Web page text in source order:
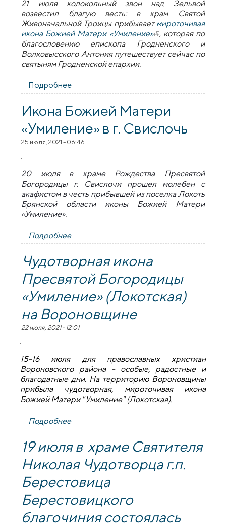
21 июля колокольный звон над Зельвой
возвестил благую весть: в храм Святой
Живоначальной Троицы прибываетмироточивая
икона Божией Матери «Умиление»(внешняя ссылка)
, которая по
благословению епископа Гродненского и
Волковысского Антония путешествует сейчас по
святыням Гродненской епархии.
Подробнее
Божией Матери «Умиление» пребывает в
зельвенской церкви
Икона Божией Матери
«Умиление» в г. Свислочь
25 июля, 2021 - 06:46
20 июля в храме Рождества Пресвятой
Богородицы г. Свислочи прошел молебен с
акафистом в честь прибывшей из поселка Локоть
Брянской области иконы Божией Матери
«Умиление».
Подробнеео Икона Божией Матери «Умиление» в г.
Свислочь
Чудотворная икона
Пресвятой Богородицы
«Умиление» (Локотская)
на Вороновщине
22 июля, 2021 - 12:01
15-16 июля для православных христиан
Вороновского района - особые, радостные и
благодатные дни. На территорию Вороновщины
прибыла чудотворная, мироточивая икона
Божией Матери "Умиление" (Локотская).
Подробнеео Чудотворная икона Пресвятой
Богородицы «Умиление» (Локотская) на
19 июля в храме Святителя
Николая Чудотворца г.п.
Берестовица
Берестовицкого
благочиния состоялась